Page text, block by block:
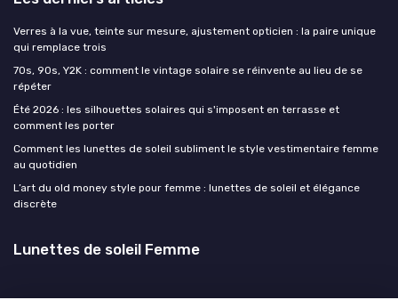
Verres à la vue, teinte sur mesure, ajustement opticien : la paire unique
qui remplace trois
70s, 90s, Y2K : comment le vintage solaire se réinvente au lieu de se
répéter
Été 2026 : les silhouettes solaires qui s'imposent en terrasse et
comment les porter
Comment les lunettes de soleil subliment le style vestimentaire femme
au quotidien
L’art du old money style pour femme : lunettes de soleil et élégance
discrète
Lunettes de soleil Femme